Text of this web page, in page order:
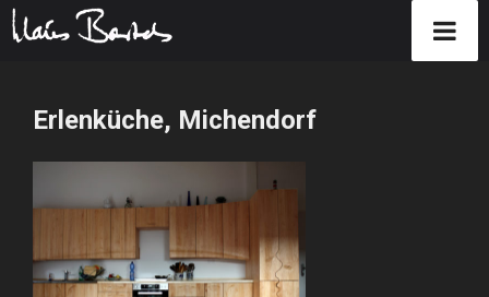
springenErlenküche, Michendorf